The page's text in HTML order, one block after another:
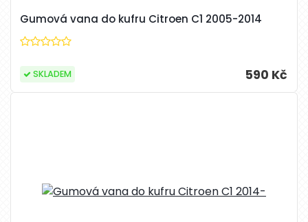
Gumová vana do kufru Citroen C1 2005-2014
590 Kč
SKLADEM